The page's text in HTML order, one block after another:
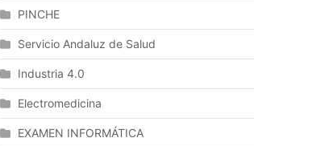
PINCHE
Servicio Andaluz de Salud
Industria 4.0
Electromedicina
EXAMEN INFORMÁTICA